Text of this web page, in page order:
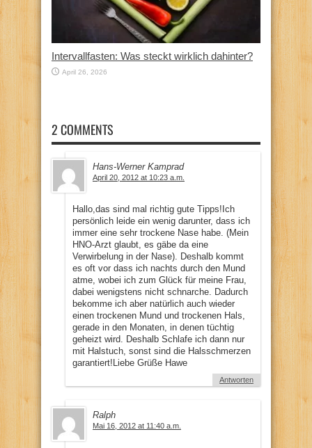
Intervallfasten: Was steckt wirklich dahinter?
April 26, 2026
2 COMMENTS
Hans-Werner Kamprad
April 20, 2012 at 10:23 a.m.
Hallo,das sind mal richtig gute Tipps!Ich
persönlich leide ein wenig darunter, dass ich
immer eine sehr trockene Nase habe. (Mein
HNO-Arzt glaubt, es gäbe da eine
Verwirbelung in der Nase). Deshalb kommt
es oft vor dass ich nachts durch den Mund
atme, wobei ich zum Glück für meine Frau,
dabei wenigstens nicht schnarche. Dadurch
bekomme ich aber natürlich auch wieder
einen trockenen Mund und trockenen Hals,
gerade in den Monaten, in denen tüchtig
geheizt wird. Deshalb Schlafe ich dann nur
mit Halstuch, sonst sind die Halsschmerzen
garantiert!Liebe Grüße Hawe
Antworten
Ralph
Mai 16, 2012 at 11:40 a.m.